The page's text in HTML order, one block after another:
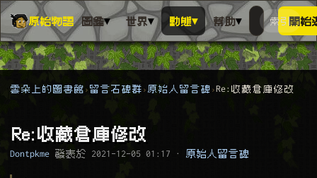
原始物語 圖鑑▾ 世界▾ 動態▾ 幫助▾
搜尋萬物
搜人物、
索引開始
雲朵上的圖書館 留言石碑群 原始人留言碑 Re:收藏倉庫修改
Re:收藏倉庫修改
Dontpkme 發表於 2021-12-05 01:17 · 原始人留言碑